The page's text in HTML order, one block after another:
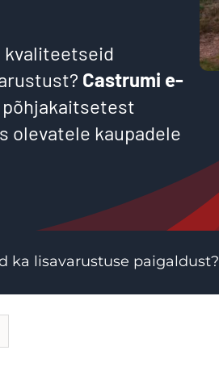
kvaliteetseid
Castrumi e-
olevatele kaupadele
ka lisavarustuse paigaldust?